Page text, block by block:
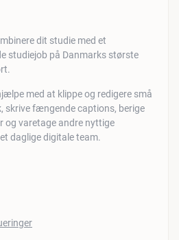
dit studie med et
studiejob på Danmarks største
med at klippe og redigere små
skrive fængende captions, berige
og varetage andre nyttige
daglige digitale team.